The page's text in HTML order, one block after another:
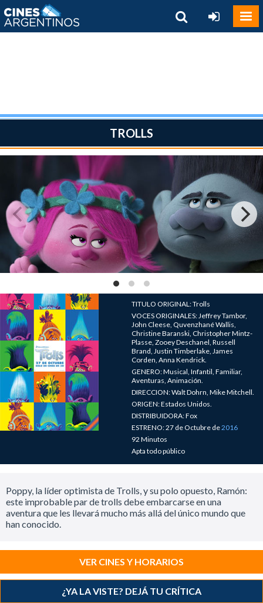
TROLLS
TITULO ORIGINAL: Trolls
VOCES ORIGINALES: Jeffrey Tambor,
John Cleese, Quvenzhané Wallis,
Christine Baranski, Christopher Mintz-
Plasse, Zooey Deschanel, Russell
Brand, Justin Timberlake, James
Corden, Anna Kendrick.
GENERO: Musical, Infantil, Familiar,
Aventuras, Animación.
DIRECCION: Walt Dohrn, Mike Mitchell.
ORIGEN: Estados Unidos.
DISTRIBUIDORA: Fox
ESTRENO: 27 de Octubre de2016
92 Minutos
Apta todo público
Poppy, la líder optimista de Trolls, y su polo opuesto, Ramón:
este improbable par de trolls debe embarcarse en una
aventura que les llevará mucho más allá del único mundo que
han conocido.
VER CINES Y HORARIOS
¿YA LA VISTE? DEJÁ TU CRÍTICA